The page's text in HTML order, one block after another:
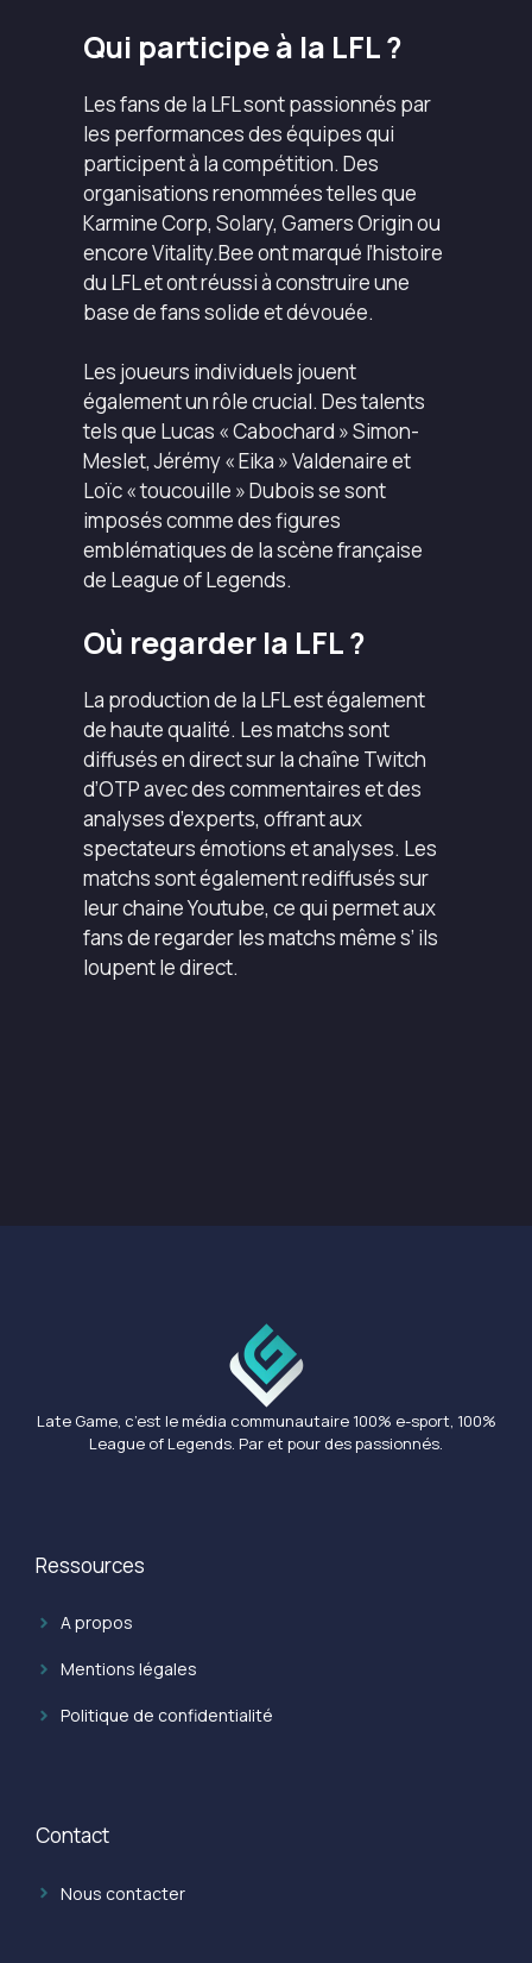
Qui participe à la LFL ?
Les fans de la LFL sont passionnés par
les performances des équipes qui
participent à la compétition. Des
organisations renommées telles que
Karmine Corp, Solary, Gamers Origin ou
encore Vitality.Bee ont marqué l’histoire
du LFL et ont réussi à construire une
base de fans solide et dévouée.
Les joueurs individuels jouent
également un rôle crucial. Des talents
tels que Lucas « Cabochard » Simon-
Meslet, Jérémy « Eika » Valdenaire et
Loïc « toucouille » Dubois se sont
imposés comme des figures
emblématiques de la scène française
de League of Legends.
Où regarder la LFL ?
La production de la LFL est également
de haute qualité. Les matchs sont
diffusés en direct sur la chaîne Twitch
d’OTP avec des commentaires et des
analyses d’experts, offrant aux
spectateurs émotions et analyses. Les
matchs sont également rediffusés sur
leur chaine Youtube, ce qui permet aux
fans de regarder les matchs même s’ ils
loupent le direct.
Late Game, c’est le média communautaire 100% e-sport, 100%
League of Legends. Par et pour des passionnés.
Ressources
A propos
Mentions légales
Politique de confidentialité
Contact
Nous contacter